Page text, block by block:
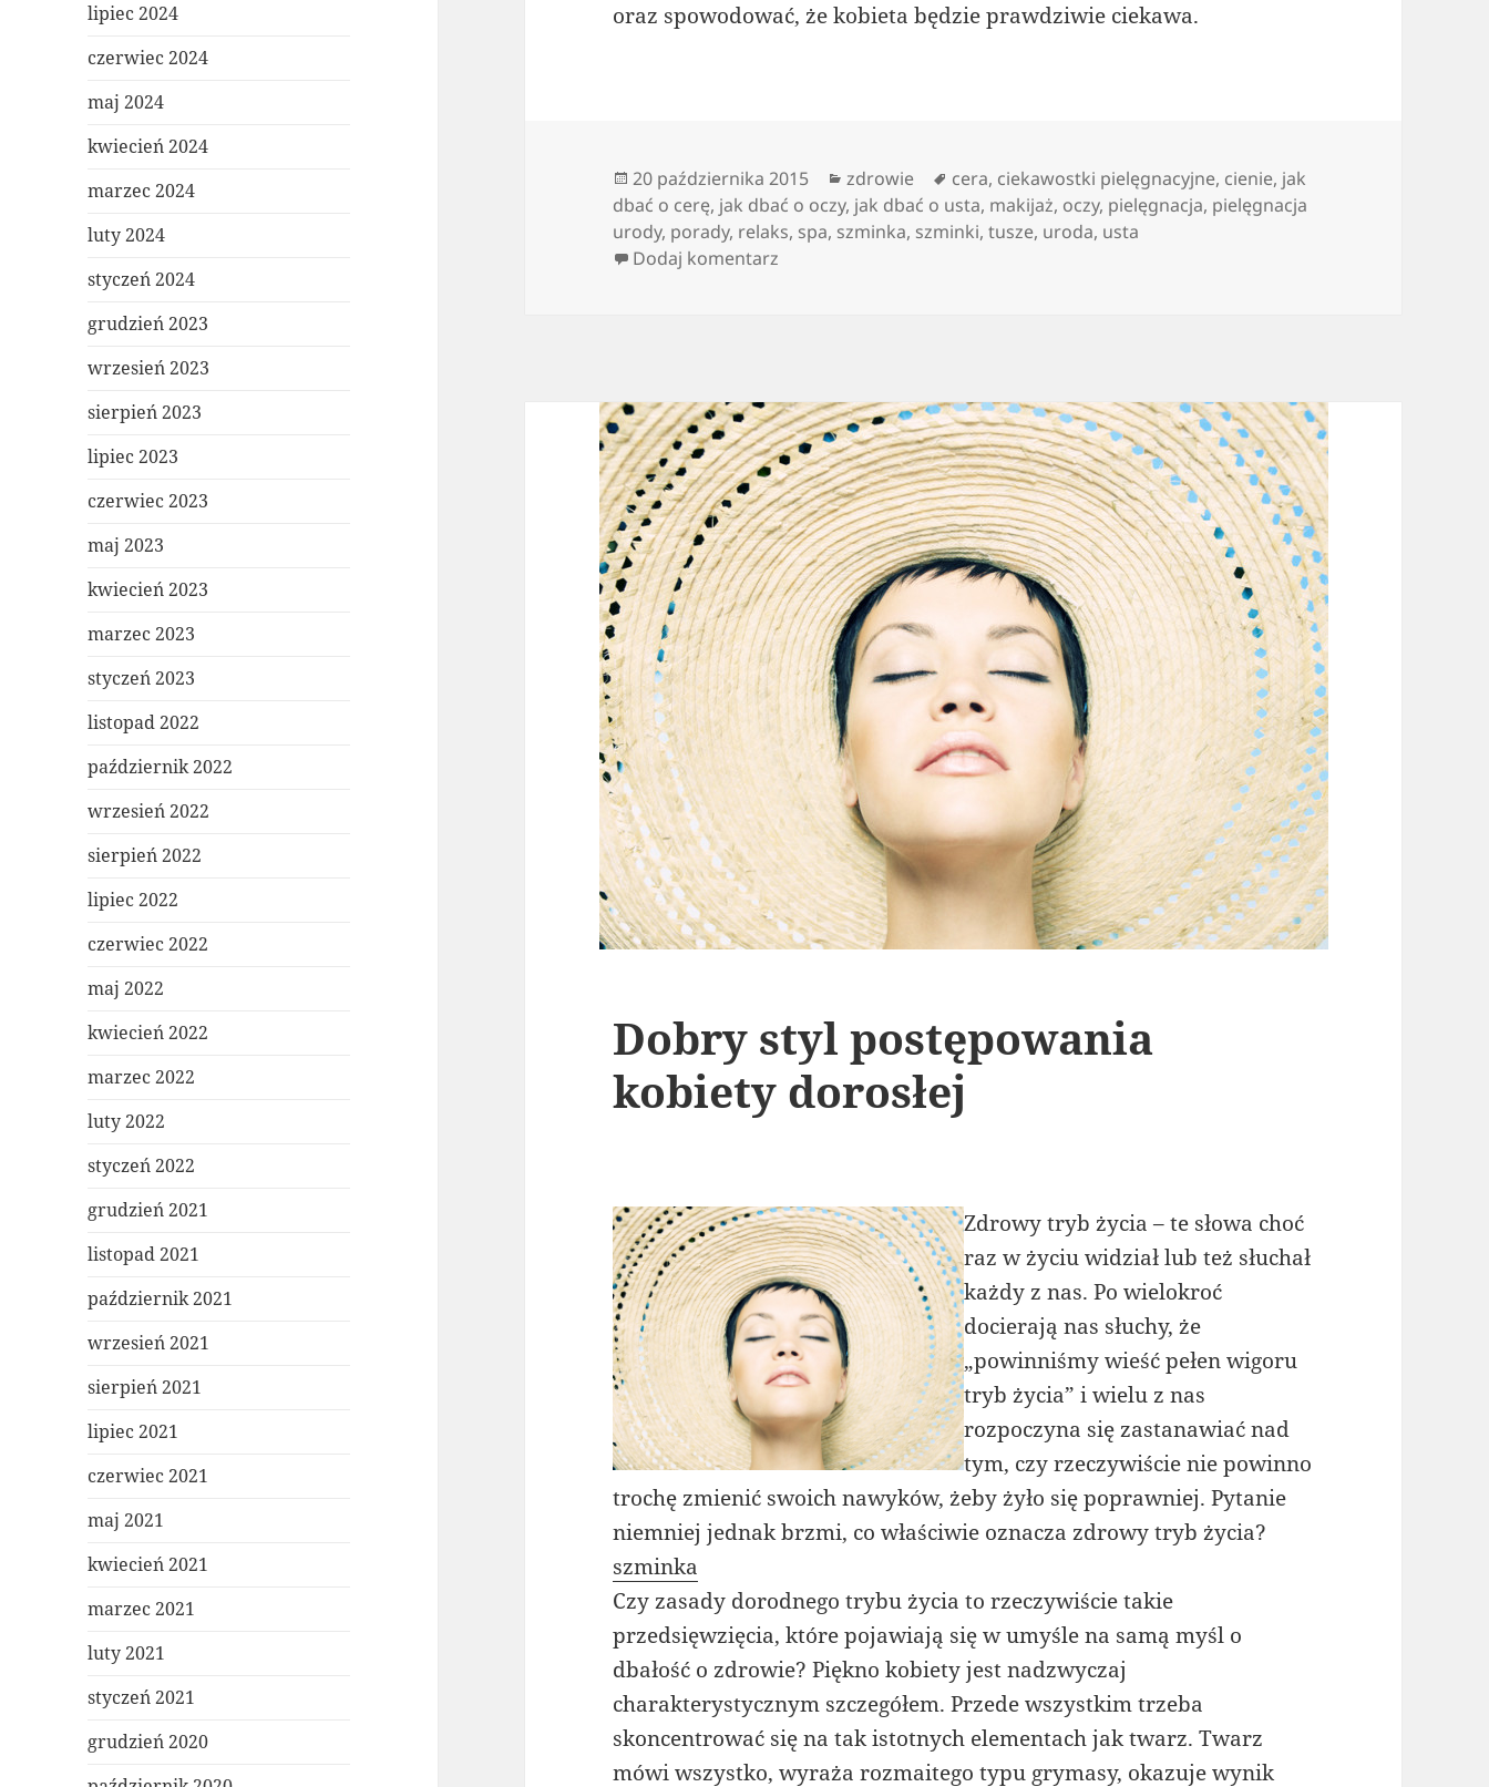
lipiec 2024
czerwiec 2024
maj 2024
kwiecień 2024
marzec 2024
luty 2024
styczeń 2024
grudzień 2023
wrzesień 2023
sierpień 2023
lipiec 2023
czerwiec 2023
maj 2023
kwiecień 2023
marzec 2023
styczeń 2023
listopad 2022
październik 2022
wrzesień 2022
sierpień 2022
lipiec 2022
czerwiec 2022
maj 2022
kwiecień 2022
marzec 2022
luty 2022
styczeń 2022
grudzień 2021
listopad 2021
październik 2021
wrzesień 2021
sierpień 2021
lipiec 2021
czerwiec 2021
maj 2021
kwiecień 2021
marzec 2021
luty 2021
styczeń 2021
grudzień 2020
oraz spowodować, że kobieta będzie prawdziwie ciekawa.
Data
publikacji
20 października 2015 Kategorie
zdrowie Tagi
cera, ciekawostki pielęgnacyjne, cienie, jak
dbać o cerę, jak dbać o oczy, jak dbać o usta, makijaż, oczy, pielęgnacja, pielęgnacja
urody, porady, relaks, spa, szminka, szminki,tusze, uroda, usta
Dodaj komentarz
Dobry styl postępowania
kobiety dorosłej
Zdrowy tryb życia – te słowa choć
raz w życiu widział lub też słuchał
każdy z nas. Po wielokroć
docierają nas słuchy, że
„powinniśmy wieść pełen wigoru
tryb życia” i wielu z nas
rozpoczyna się zastanawiać nad
tym, czy rzeczywiście nie powinno
trochę zmienić swoich nawyków, żeby żyło się poprawniej. Pytanie
niemniej jednak brzmi, co właściwie oznacza zdrowy tryb życia?
szminka
Czy zasady dorodnego trybu życia to rzeczywiście takie
przedsięwzięcia, które pojawiają się w umyśle na samą myśl o
dbałość o zdrowie? Piękno kobiety jest nadzwyczaj
charakterystycznym szczegółem. Przede wszystkim trzeba
skoncentrować się na tak istotnych elementach jak twarz. Twarz
mówi wszystko, wyraża rozmaitego typu grymasy, okazuje wynik